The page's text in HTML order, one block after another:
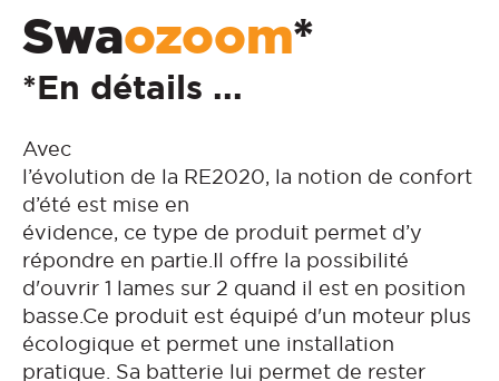
Swaozoom*
*En détails ...
Avec
l’évolution de la RE2020, la notion de confort
d’été est mise en
évidence, ce type de produit permet d’y
répondre en partie.Il offre la possibilité
d'ouvrir 1 lames sur 2 quand il est en position
basse.Ce produit est équipé d'un moteur plus
écologique et permet une installation
pratique. Sa batterie lui permet de rester